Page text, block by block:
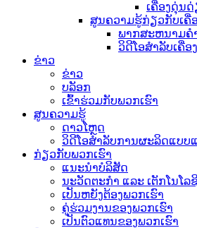
ເຄື່ອງດຸ່ນ
ສູນຄວາມຮູ້ກ່ຽວກັບເຄື່
ພາກສະຫນາມຄໍ
ວິດີໂອສຳລັບເຄື່ອ
ຂ່າວ
ຂ່າວ
ບລັອກ
ເຂົ້າຮ່ວມກັບພວກເຮົາ
ສູນຄວາມຮູ້
ດາວໂຫຼດ
ວິດີໂອສຳລັບການຜະລິດແບບ
ກ່ຽວກັບພວກເຮົາ
ແນະນໍາບໍລິສັດ
ນະວັດຕະກໍາ ແລະ ເຕັກໂນໂລ
ເປັນຫຍັງຕ້ອງພວກເຮົາ
ຄູ່ຮ່ວມງານຂອງພວກເຮົາ
ເປັນຕົວແທນຂອງພວກເຮົາ